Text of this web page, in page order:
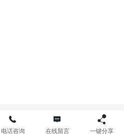
版权所有
技术支持： 农业网
电话咨询 在线留言 一键分享